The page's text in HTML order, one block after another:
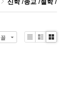
ListZineGallery